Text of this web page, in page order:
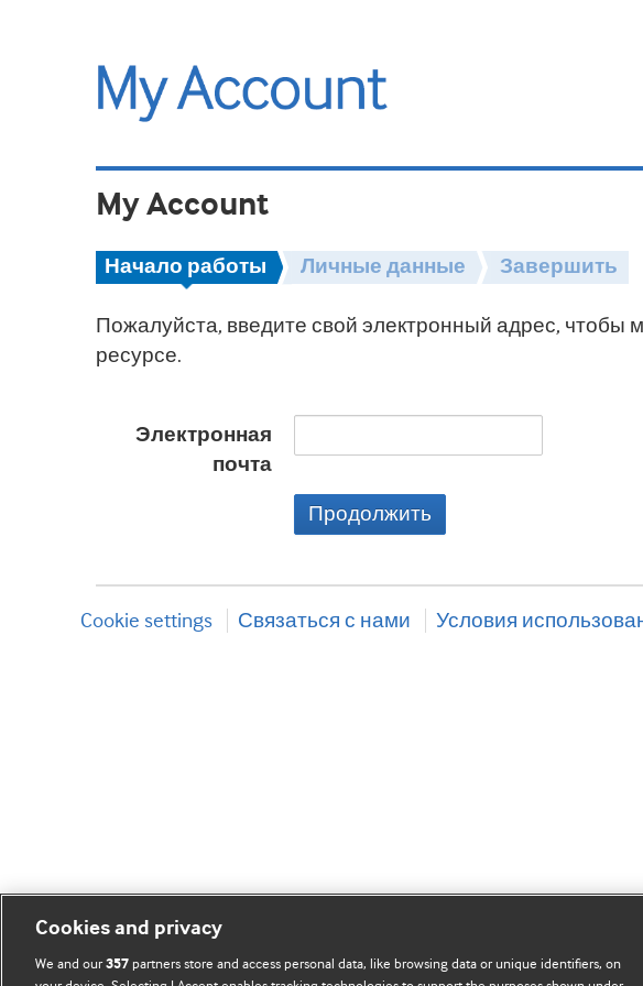
My Account
Начало работы Личные данные Завершить
Пожалуйста, введите свой электронный адрес, чтобы
ресурсе.
Электронная
почта
Продолжить
Cookie settings Связаться с нами Условия
Cookies and privacy
We and our357 partners store and access personal data, like browsing data or unique identifiers, on